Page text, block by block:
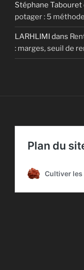
Stéphane Tabouret
potager : 5
LARHLIMI dans
: marges, seuil de